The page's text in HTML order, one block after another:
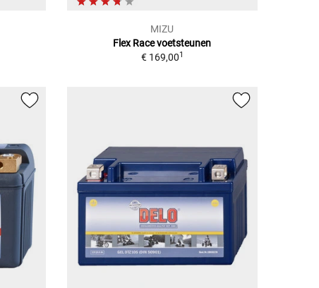
MIZU
Flex Race voetsteunen
€ 169,001